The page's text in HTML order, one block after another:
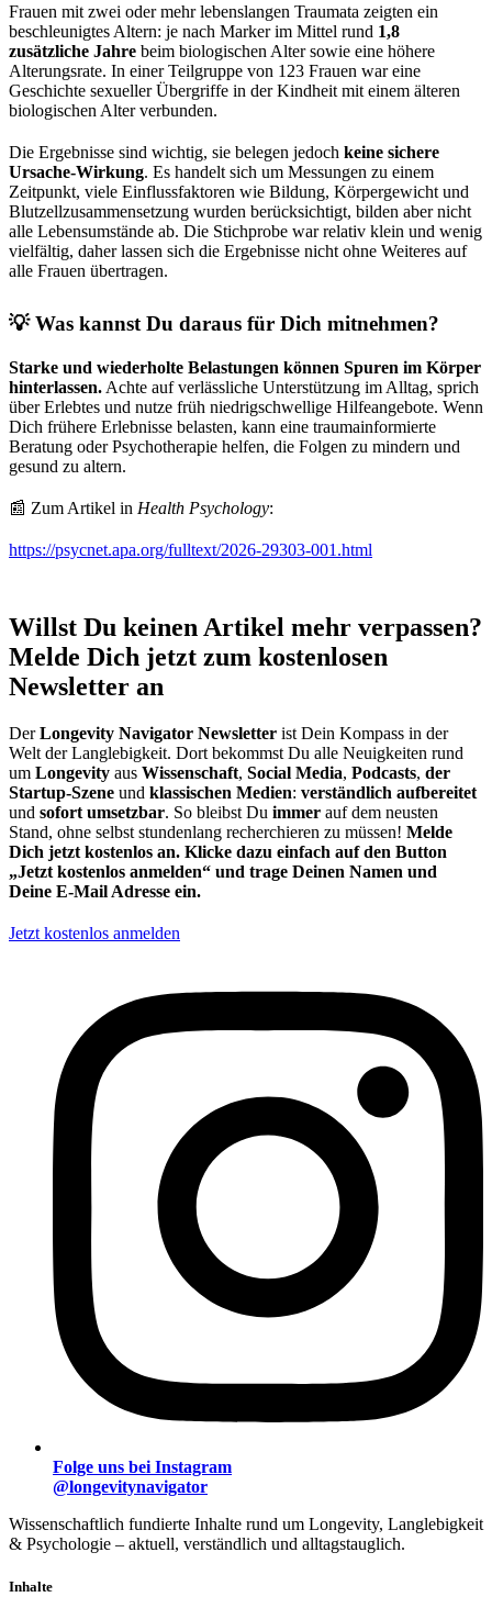
Frauen mit zwei oder mehr lebenslangen Traumata zeigten ein
beschleunigtes Altern: je nach Marker im Mittel rund 1,8
zusätzliche Jahre beim biologischen Alter sowie eine höhere
Alterungsrate. In einer Teilgruppe von 123 Frauen war eine
Geschichte sexueller Übergriffe in der Kindheit mit einem älteren
biologischen Alter verbunden.
Die Ergebnisse sind wichtig, sie belegen jedoch keine sichere
Ursache-Wirkung. Es handelt sich um Messungen zu einem
Zeitpunkt, viele Einflussfaktoren wie Bildung, Körpergewicht und
Blutzellzusammensetzung wurden berücksichtigt, bilden aber nicht
alle Lebensumstände ab. Die Stichprobe war relativ klein und wenig
vielfältig, daher lassen sich die Ergebnisse nicht ohne Weiteres auf
alle Frauen übertragen.
💡 Was kannst Du daraus für Dich mitnehmen?
Starke und wiederholte Belastungen können Spuren im Körper
hinterlassen. Achte auf verlässliche Unterstützung im Alltag, sprich
über Erlebtes und nutze früh niedrigschwellige Hilfeangebote. Wenn
Dich frühere Erlebnisse belasten, kann eine traumainformierte
Beratung oder Psychotherapie helfen, die Folgen zu mindern und
gesund zu altern.
📰 Zum Artikel in Health Psychology:
https://psycnet.apa.org/fulltext/2026-29303-001.html
Willst Du keinen Artikel mehr verpassen?
Melde Dich jetzt zum kostenlosen
Newsletter an
DerLongevity Navigator Newsletter ist Dein Kompass in der
Welt der Langlebigkeit. Dort bekommst Du alle Neuigkeiten rund
um Longevity aus Wissenschaft, Social Media, Podcasts, der
Startup-Szene und klassischen Medien: verständlich aufbereitet
und sofort umsetzbar. So bleibst Du immer auf dem neusten
Stand, ohne selbst stundenlang recherchieren zu müssen! Melde
Dich jetzt kostenlos an. Klicke dazu einfach auf den Button
„Jetzt kostenlos anmelden“ und trage Deinen Namen und
Deine E-Mail Adresse ein.
Jetzt kostenlos anmelden
Folge uns bei Instagram
@longevitynavigator
Wissenschaftlich fundierte Inhalte rund um Longevity, Langlebigkeit
& Psychologie – aktuell, verständlich und alltagstauglich.
Inhalte